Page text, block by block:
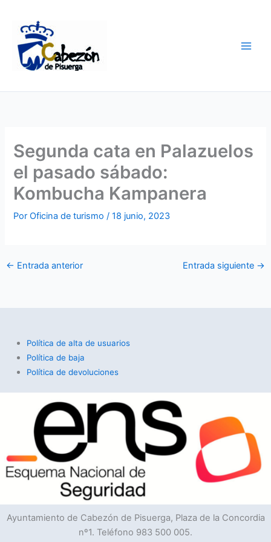
contenido
Segunda cata en Palazuelos
el pasado sábado:
Kombucha Kampanera
PorOficina de turismo/18 junio, 2023
← Entrada anterior Entrada siguiente →
Política de alta de usuarios
Política de baja
Política de devoluciones
Ayuntamiento de Cabezón de Pisuerga, Plaza de la Concordia
nº1. Teléfono 983 500 005.